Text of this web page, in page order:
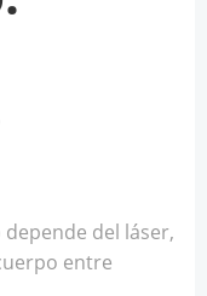
del láser,
entre